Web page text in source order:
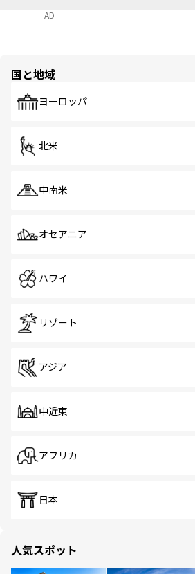
AD
国と地域
ヨーロッパ
北米
中南米
オセアニア
ハワイ
リゾート
アジア
中近東
アフリカ
日本
人気スポット